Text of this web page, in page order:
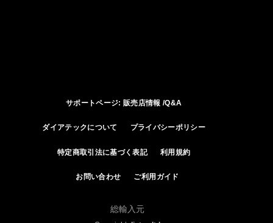
サポートページ: 販売店情報 /Q&A
ダイアテックについて プライバシーポリシー
特定商取引法に基づく表記 利用規約
お問い合わせ ご利用ガイド
総輸入元